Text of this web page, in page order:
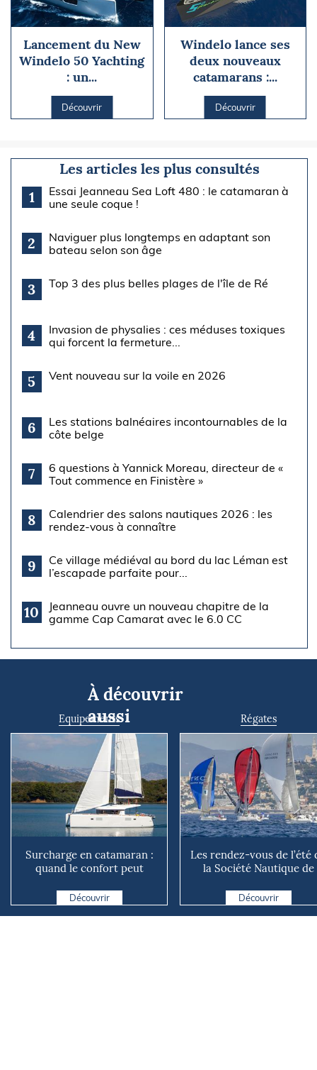
Lancement du New
Windelo 50 Yachting
: un...
Découvrir
Windelo lance ses
deux nouveaux
catamarans :...
Découvrir
Les articles les plus consultés
1
Essai Jeanneau Sea Loft 480 : le catamaran à
une seule coque !
2
Naviguer plus longtemps en adaptant son
bateau selon son âge
3 Top 3 des plus belles plages de l'île de Ré
4
Invasion de physalies : ces méduses toxiques
qui forcent la fermeture...
5 Vent nouveau sur la voile en 2026
6
Les stations balnéaires incontournables de la
côte belge
7
6 questions à Yannick Moreau, directeur de «
Tout commence en Finistère »
8
Calendrier des salons nautiques 2026 : les
rendez-vous à connaître
9
Ce village médiéval au bord du lac Léman est
l’escapade parfaite pour...
10
Jeanneau ouvre un nouveau chapitre de la
gamme Cap Camarat avec le 6.0 CC
À découvrir
aussi
Equipements
Surcharge en catamaran :
quand le confort peut
Découvrir
Régates
Les rendez-vous de l’été
la Société Nautique de
Découvrir